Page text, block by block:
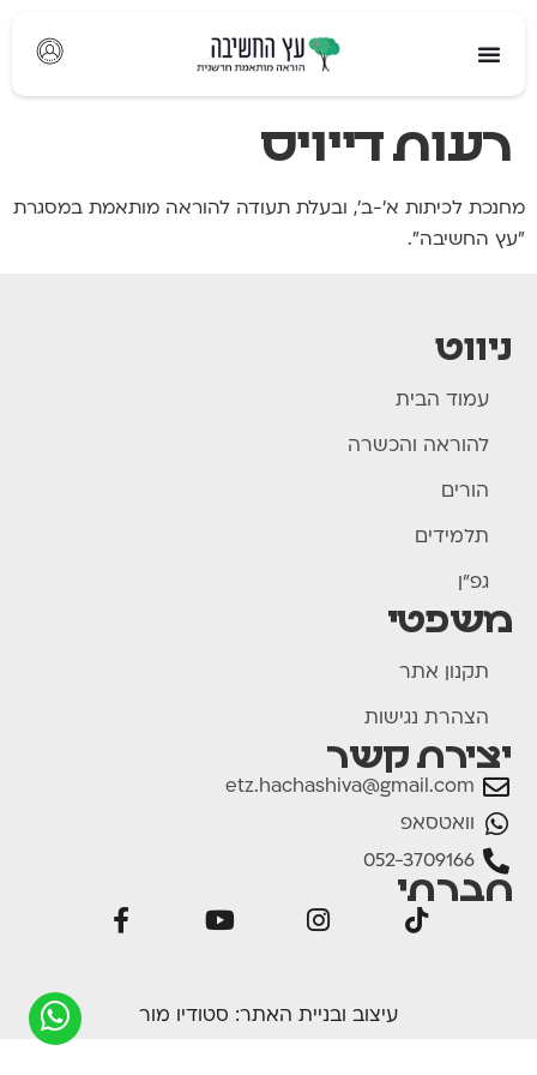
רעות דייויס
מחנכת לכיתות א'-ב', ובעלת תעודה להוראה מותאמת במסגרת
"עץ החשיבה".
ניווט
עמוד הבית
להוראה והכשרה
הורים
תלמידים
גפ"ן
משפטי
תקנון אתר
הצהרת נגישות
יצירת קשר
etz.hachashiva@gmail.com
וואטסאפ
052-3709166
חברתי
עיצוב ובניית האתר: סטודיו מור